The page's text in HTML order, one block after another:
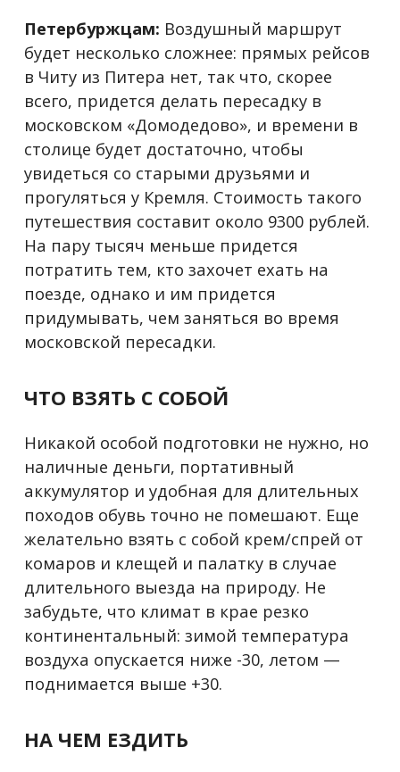
Петербуржцам: Воздушный маршрут
будет несколько сложнее: прямых рейсов
в Читу из Питера нет, так что, скорее
всего, придется делать пересадку в
московском «Домодедово», и времени в
столице будет достаточно, чтобы
увидеться со старыми друзьями и
прогуляться у Кремля. Стоимость такого
путешествия составит около 9300 рублей.
На пару тысяч меньше придется
потратить тем, кто захочет ехать на
поезде, однако и им придется
придумывать, чем заняться во время
московской пересадки.
ЧТО ВЗЯТЬ С СОБОЙ
Никакой особой подготовки не нужно, но
наличные деньги, портативный
аккумулятор и удобная для длительных
походов обувь точно не помешают. Еще
желательно взять с собой крем/спрей от
комаров и клещей и палатку в случае
длительного выезда на природу. Не
забудьте, что климат в крае резко
континентальный: зимой температура
воздуха опускается ниже -30, летом —
поднимается выше +30.
НА ЧЕМ ЕЗДИТЬ